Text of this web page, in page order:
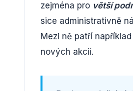
zejména pro větší
sice administrativně
Mezi ně patří například
nových akcií.